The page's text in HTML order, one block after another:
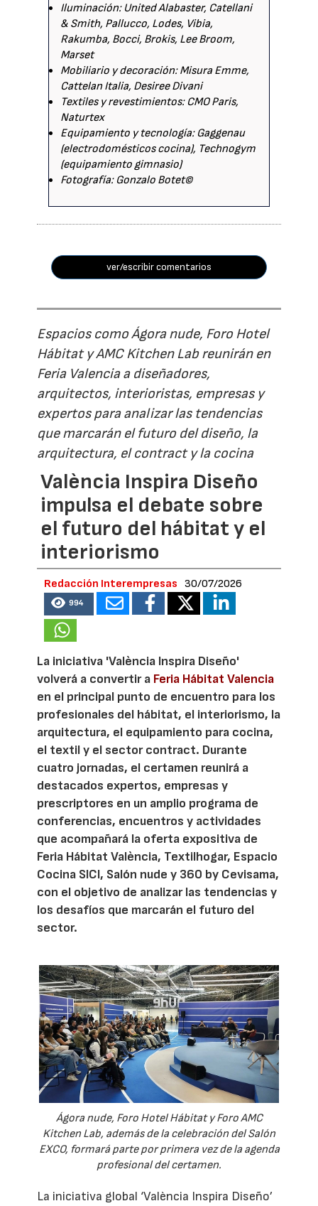
Iluminación: United Alabaster, Catellani
& Smith, Pallucco, Lodes, Vibia,
Rakumba, Bocci, Brokis, Lee Broom,
Marset
Mobiliario y decoración: Misura Emme,
Cattelan Italia, Desiree Divani
Textiles y revestimientos: CMO Paris,
Naturtex
Equipamiento y tecnología: Gaggenau
(electrodomésticos cocina), Technogym
(equipamiento gimnasio)
Fotografía: Gonzalo Botet©
ver/escribir comentarios
Espacios como Ágora nude, Foro Hotel
Hábitat y AMC Kitchen Lab reunirán en
Feria Valencia a diseñadores,
arquitectos, interioristas, empresas y
expertos para analizar las tendencias
que marcarán el futuro del diseño, la
arquitectura, el contract y la cocina
València Inspira Diseño
impulsa el debate sobre
el futuro del hábitat y el
interiorismo
Redacción Interempresas 30/07/2026
994
La iniciativa 'València Inspira Diseño'
volverá a convertir a Feria Hábitat Valencia
en el principal punto de encuentro para los
profesionales del hábitat, el interiorismo, la
arquitectura, el equipamiento para cocina,
el textil y el sector contract. Durante
cuatro jornadas, el certamen reunirá a
destacados expertos, empresas y
prescriptores en un amplio programa de
conferencias, encuentros y actividades
que acompañará la oferta expositiva de
Feria Hábitat València, Textilhogar, Espacio
Cocina SICI, Salón nude y 360 by Cevisama,
con el objetivo de analizar las tendencias y
los desafíos que marcarán el futuro del
sector.
Ágora nude, Foro Hotel Hábitat y Foro AMC
Kitchen Lab, además de la celebración del Salón
EXCO, formará parte por primera vez de la agenda
profesional del certamen.
La iniciativa global ‘València Inspira Diseño’